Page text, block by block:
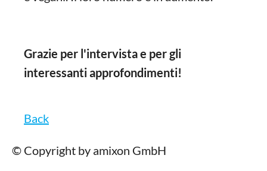
Grazie per l'intervista e per gli
interessanti approfondimenti!
Back
© Copyright by amixon GmbH